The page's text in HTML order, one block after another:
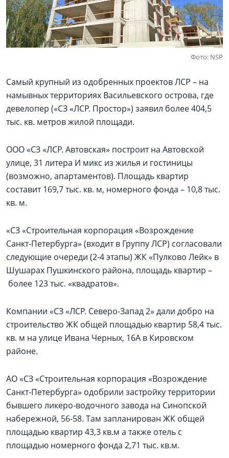
Фото: NSP
Самый крупный из одобренных проектов ЛСР – на
намывных территориях Васильевского острова, где
девелопер («СЗ «ЛСР. Простор») заявил более 404,5
тыс. кв. метров жилой площади.
ООО «СЗ «ЛСР. Автовская» построит на Автовской
улице, 31 литера И микс из жилья и гостиницы
(возможно, апартаментов). Площадь квартир
составит 169,7 тыс. кв. м, номерного фонда – 10,8 тыс.
кв. м.
«СЗ «Строительная корпорация «Возрождение
Санкт‑Петербурга» (входит в Группу ЛСР) согласовали
следующие очереди (2-4 этапы) ЖК «Пулково Лейк» в
Шушарах Пушкинского района, площадь квартир –
более 123 тыс. «квадратов».
Компании «СЗ «ЛСР. Северо-Запад 2» дали добро на
строительство ЖК общей площадью квартир 58,4 тыс.
кв. м на улице Ивана Черных, 16А в Кировском
районе.
АО «СЗ «Строительная корпорация «Возрождение
Санкт‑Петербурга» одобрили застройку территории
бывшего ликеро-водочного завода на Синопской
набережной, 56-58. Там запланирован ЖК общей
площадью квартир 43,3 кв.м а также отель с
площадью номерного фонда 2,71 тыс. кв.м.